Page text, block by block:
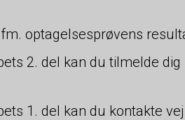
optagelsesprøvens
2. del kan du tilmelde dig
1. del kan du kontakte